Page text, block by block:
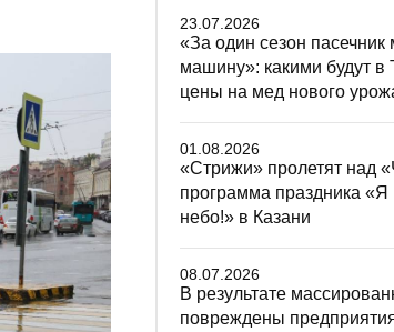
23.07.2026
«За один сезон пасечник
машину»: какими будут в
цены на мед нового
01.08.2026
«Стрижи» пролетят над
программа праздника
небо!» в Казани
08.07.2026
В результате
повреждены